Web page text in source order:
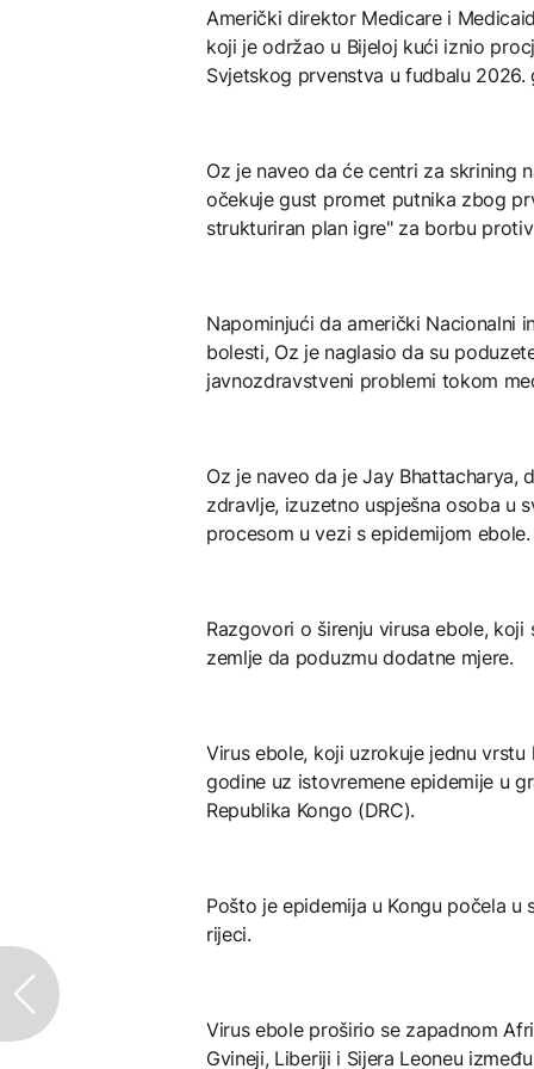
Američki direktor Medicare i
koji je održao u Bijeloj kući iznio
Svjetskog prvenstva u fudbalu 2026.
Oz je naveo da će centri za skrining
očekuje gust promet putnika zbog
strukturiran plan igre" za borbu
Napominjući da američki Nacionalni
bolesti, Oz je naglasio da su
javnozdravstveni problemi tokom
Oz je naveo da je Jay
zdravlje, izuzetno uspješna osoba u
procesom u vezi s epidemijom ebole.
Razgovori o širenju virusa ebole,
zemlje da poduzmu dodatne mjere.
Virus ebole, koji uzrokuje jednu
godine uz istovremene epidemije u
Republika Kongo (DRC).
Pošto je epidemija u Kongu počela
rijeci.
Virus ebole proširio se zapadnom
Gvineji, Liberiji i Sijera Leoneu